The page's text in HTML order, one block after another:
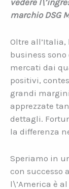
marchio DSG
Oltre
business sono
mercati dai
positivi,
grandi
apprezzate
dettagli.
la differenza
Speriamo in
con successo
l\’America è